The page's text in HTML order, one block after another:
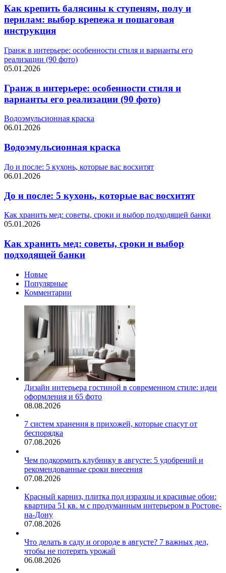
Как крепить балясины к ступеням, полу и
перилам: выбор крепежа и пошаговая
инструкция
Гранж в интерьере: особенности стиля и варианты его
реализации (90 фото)
05.01.2026
Гранж в интерьере: особенности стиля и
варианты его реализации (90 фото)
Водоэмульсионная краска
06.01.2026
Водоэмульсионная краска
До и после: 5 кухонь, которые вас восхитят
06.01.2026
До и после: 5 кухонь, которые вас восхитят
Как хранить мед: советы, сроки и выбор подходящей банки
05.01.2026
Как хранить мед: советы, сроки и выбор
подходящей банки
Новые
Популярные
Комментарии
Дизайн интерьера гостиной в современном стиле: идеи
оформления и 65 фото
08.08.2026
7 систем хранения в прихожей, которые спасут от
беспорядка
07.08.2026
Чем подкормить клубнику в августе: 5 удобрений и
рекомендованные сроки внесения
07.08.2026
Красный карниз, плитка под изразцы и красивые обои:
квартира 51 кв. м с продуманным интерьером в Ростове-
на-Дону
07.08.2026
Что делать в саду и огороде в августе? 7 важных дел,
чтобы не потерять урожай
06.08.2026